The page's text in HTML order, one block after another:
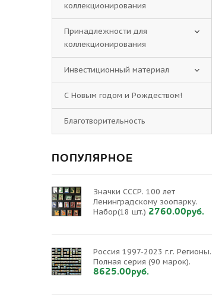
коллекционирования
Принадлежности для
коллекционирования
Инвестиционный материал
С Новым годом и Рождеством!
Благотворительность
ПОПУЛЯРНОЕ
Значки СССР. 100 лет
Ленинградскому зоопарку.
Набор(18 шт.) 2760.00руб.
Россия 1997-2023 г.г. Регионы.
Полная серия (90 марок).
8625.00руб.